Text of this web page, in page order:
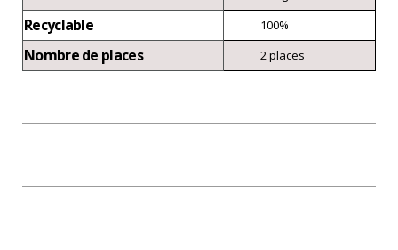
Recyclable 100%
Nombre de places 2 places